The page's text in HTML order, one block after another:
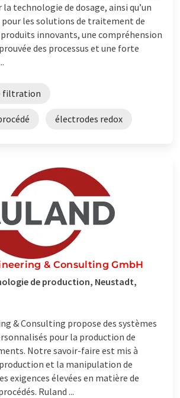
technologie de dosage, ainsi qu’un
les solutions de traitement de
produits innovants, une compréhension
des processus et une forte
filtration
électrodes redox
& Consulting GmbH
de production, Neustadt,
& Consulting propose des systèmes
pour la production de
Notre savoir-faire est mis à
et la manipulation de
exigences élevées en matière de
Ruland ...